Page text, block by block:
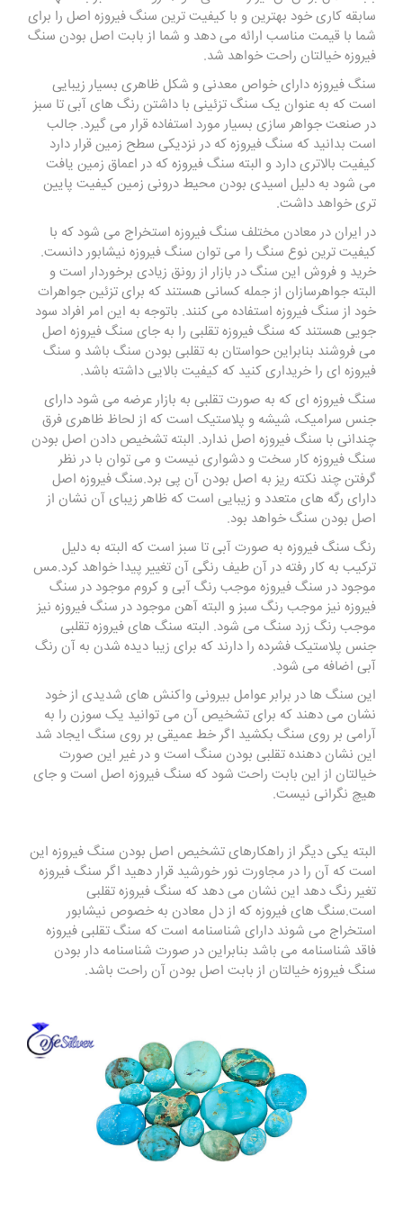
سابقه کاری خود بهترین و با کیفیت ترین سنگ فیروزه اصل را برای
شما با قیمت مناسب ارائه می دهد و شما از بابت اصل بودن سنگ
فیروزه خیالتان راحت خواهد شد.
سنگ فیروزه دارای خواص معدنی و شکل ظاهری بسیار زیبایی
است که به عنوان یک سنگ تزئینی با داشتن رنگ های آبی تا سبز
در صنعت جواهر سازی بسیار مورد استفاده قرار می گیرد. جالب
است بدانید که سنگ فیروزه که در نزدیکی سطح زمین قرار دارد
کیفیت بالاتری دارد و البته سنگ فیروزه که در اعماق زمین یافت
می شود به دلیل اسیدی بودن محیط درونی زمین کیفیت پایین
تری خواهد داشت.
در ایران در معادن مختلف سنگ فیروزه استخراج می شود که با
کیفیت ترین نوع سنگ را می توان سنگ فیروزه نیشابور دانست.
خرید و فروش این سنگ در بازار از رونق زیادی برخوردار است و
البته جواهرسازان از جمله کسانی هستند که برای تزئین جواهرات
خود از سنگ فیروزه استفاده می کنند. باتوجه به این امر افراد سود
جویی هستند که سنگ فیروزه تقلبی را به جای سنگ فیروزه اصل
می فروشند بنابراین حواستان به تقلبی بودن سنگ باشد و سنگ
فیروزه ای را خریداری کنید که کیفیت بالایی داشته باشد.
سنگ فیروزه ای که به صورت تقلبی به بازار عرضه می شود دارای
جنس سرامیک، شیشه و پلاستیک است که از لحاظ ظاهری فرق
چندانی با سنگ فیروزه اصل ندارد. البته تشخیص دادن اصل بودن
سنگ فیروزه کار سخت و دشواری نیست و می توان با در نظر
گرفتن چند نکته ریز به اصل بودن آن پی برد.سنگ فیروزه اصل
دارای رگه های متعدد و زیبایی است که ظاهر زیبای آن نشان از
اصل بودن سنگ خواهد بود.
رنگ سنگ فیروزه به صورت آبی تا سبز است که البته به دلیل
ترکیب به کار رفته در آن طیف رنگی آن تغییر پیدا خواهد کرد.مس
موجود در سنگ فیروزه موجب رنگ آبی و کروم موجود در سنگ
فیروزه نیز موجب رنگ سبز و البته آهن موجود در سنگ فیروزه نیز
موجب رنگ زرد سنگ می شود. البته سنگ های فیروزه تقلبی
جنس پلاستیک فشرده را دارند که برای زیبا دیده شدن به آن رنگ
آبی اضافه می شود.
این سنگ ها در برابر عوامل بیرونی واکنش های شدیدی از خود
نشان می دهند که برای تشخیص آن می توانید یک سوزن را به
آرامی بر روی سنگ بکشید اگر خط عمیقی بر روی سنگ ایجاد شد
این نشان دهنده تقلبی بودن سنگ است و در غیر این صورت
خیالتان از این بابت راحت شود که سنگ فیروزه اصل است و جای
هیچ نگرانی نیست.
البته یکی دیگر از راهکارهای تشخیص اصل بودن سنگ فیروزه این
است که آن را در مجاورت نور خورشید قرار دهید اگر سنگ فیروزه
تغیر رنگ دهد این نشان می دهد که سنگ فیروزه تقلبی
است.سنگ های فیروزه که از دل معادن به خصوص نیشابور
استخراج می شوند دارای شناسنامه است که سنگ تقلبی فیروزه
فاقد شناسنامه می باشد بنابراین در صورت شناسنامه دار بودن
سنگ فیروزه خیالتان از بابت اصل بودن آن راحت باشد.